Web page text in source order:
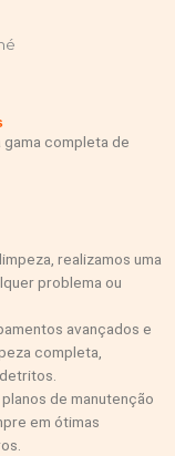
completa de
realizamos uma
problema ou
avançados e
completa,
de manutenção
em ótimas